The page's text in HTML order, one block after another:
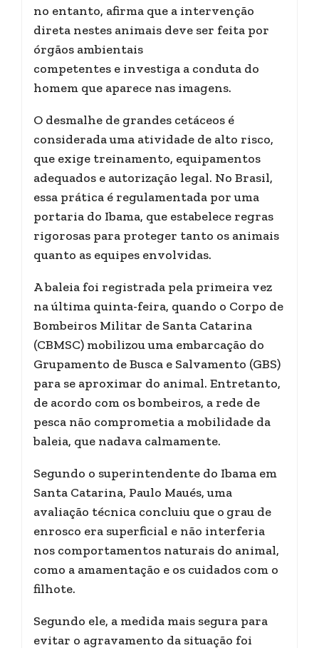
no entanto, afirma que a intervenção
direta nestes animais deve ser feita por
órgãos ambientais
competentes e investiga a conduta do
homem que aparece nas imagens.
O desmalhe de grandes cetáceos é
considerada uma atividade de alto risco,
que exige treinamento, equipamentos
adequados e autorização legal. No Brasil,
essa prática é regulamentada por uma
portaria do Ibama, que estabelece regras
rigorosas para proteger tanto os animais
quanto as equipes envolvidas.
A baleia foi registrada pela primeira vez
na última quinta-feira, quando o Corpo de
Bombeiros Militar de Santa Catarina
(CBMSC) mobilizou uma embarcação do
Grupamento de Busca e Salvamento (GBS)
para se aproximar do animal. Entretanto,
de acordo com os bombeiros, a rede de
pesca não comprometia a mobilidade da
baleia, que nadava calmamente.
Segundo o superintendente do Ibama em
Santa Catarina, Paulo Maués, uma
avaliação técnica concluiu que o grau de
enrosco era superficial e não interferia
nos comportamentos naturais do animal,
como a amamentação e os cuidados com o
filhote.
Segundo ele, a medida mais segura para
evitar o agravamento da situação foi